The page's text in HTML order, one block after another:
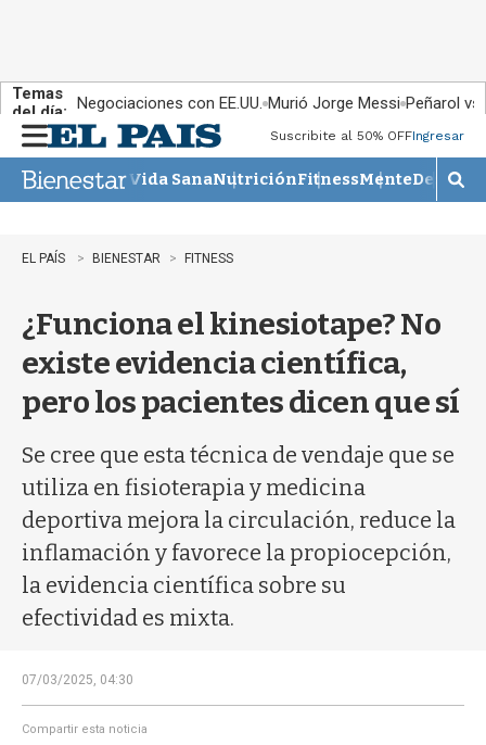
Temas
del día: Negociaciones con EE.UU. Murió Jorge Messi Peñarol
n
u
Suscribite al 50% OFFIngresar
Vida SanaNutriciónFitnessMente
M
o
s
q
EL PAÍS BIENESTAR FITNESS
¿Funciona el kinesiotape? No
existe evidencia científica,
pero los pacientes dicen que sí
Se cree que esta técnica de vendaje que se
utiliza en fisioterapia y medicina
deportiva mejora la circulación, reduce la
inflamación y favorece la propiocepción,
la evidencia científica sobre su
efectividad es mixta.
07/03/2025, 04:30
Compartir esta noticia